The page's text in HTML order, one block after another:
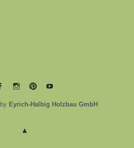
EYRICH-EYRICH-EYRICH-
Eyrich-Halbig Holzbau GmbH